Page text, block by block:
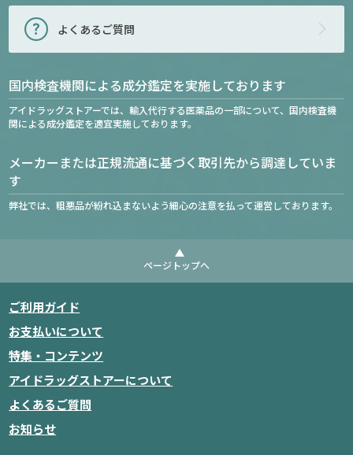
よくあるご質問
国内検査機関による成分鑑定を実施しております
アイドラッグストアーでは、輸入代行する医薬品の一部について、国内検査機
関による成分鑑定を適宜実施しております。
メーカーまたは正規流通に基づく取引先から調達していま
す
弊社では、粗悪品が紛れ込まないよう細心の注意を払って運営しております。
ページトップへ
ご利用ガイド
お支払いについて
特集・コンテンツ
アイドラッグストアーについて
よくあるご質問
お知らせ